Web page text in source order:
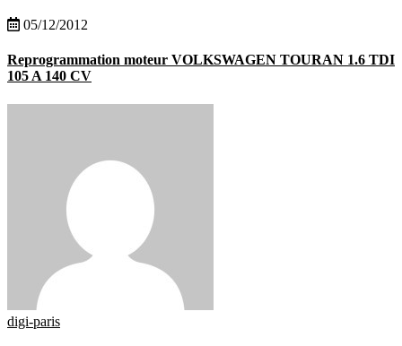
05/12/2012
Reprogrammation moteur VOLKSWAGEN TOURAN 1.6 TDI
105 A 140 CV
digi-paris